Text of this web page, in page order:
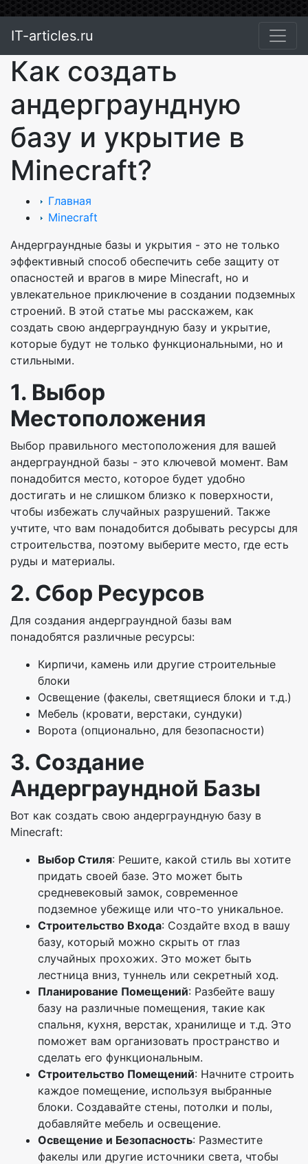
IT-articles.ru
Как создать
андерграундную
базу и укрытие в
Minecraft?
Главная
Minecraft
Андерграундные базы и укрытия - это не только
эффективный способ обеспечить себе защиту от
опасностей и врагов в мире Minecraft, но и
увлекательное приключение в создании подземных
строений. В этой статье мы расскажем, как
создать свою андерграундную базу и укрытие,
которые будут не только функциональными, но и
стильными.
1. Выбор
Местоположения
Выбор правильного местоположения для вашей
андерграундной базы - это ключевой момент. Вам
понадобится место, которое будет удобно
достигать и не слишком близко к поверхности,
чтобы избежать случайных разрушений. Также
учтите, что вам понадобится добывать ресурсы для
строительства, поэтому выберите место, где есть
руды и материалы.
2. Сбор Ресурсов
Для создания андерграундной базы вам
понадобятся различные ресурсы:
Кирпичи, камень или другие строительные
блоки
Освещение (факелы, светящиеся блоки и т.д.)
Мебель (кровати, верстаки, сундуки)
Ворота (опционально, для безопасности)
3. Создание
Андерграундной Базы
Вот как создать свою андерграундную базу в
Minecraft:
Выбор Стиля: Решите, какой стиль вы хотите
придать своей базе. Это может быть
средневековый замок, современное
подземное убежище или что-то уникальное.
Строительство Входа: Создайте вход в вашу
базу, который можно скрыть от глаз
случайных прохожих. Это может быть
лестница вниз, туннель или секретный ход.
Планирование Помещений: Разбейте вашу
базу на различные помещения, такие как
спальня, кухня, верстак, хранилище и т.д. Это
поможет вам организовать пространство и
сделать его функциональным.
Строительство Помещений: Начните строить
каждое помещение, используя выбранные
блоки. Создавайте стены, потолки и полы,
добавляйте мебель и освещение.
Освещение и Безопасность: Разместите
факелы или другие источники света, чтобы